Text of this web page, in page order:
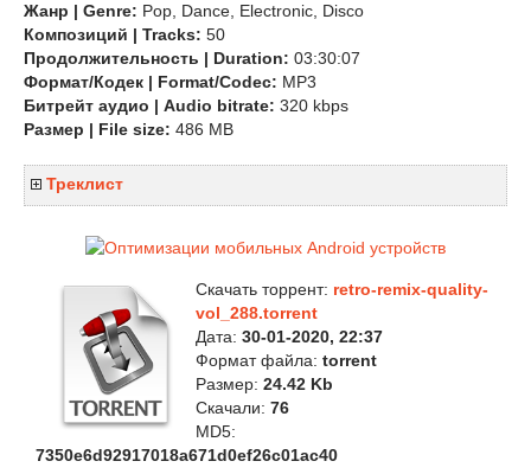
Жанр | Genre: Pop, Dance, Electronic, Disco
Композиций | Tracks: 50
Продолжительность | Duration: 03:30:07
Формат/Кодек | Format/Codec: MP3
Битрейт аудио | Audio bitrate: 320 kbps
Размер | File size: 486 MB
Треклист
Скачать торрент: retro-remix-quality-
vol_288.torrent
Дата: 30-01-2020, 22:37
Формат файла: torrent
Размер: 24.42 Kb
Скачали: 76
MD5:
7350e6d92917018a671d0ef26c01ac40